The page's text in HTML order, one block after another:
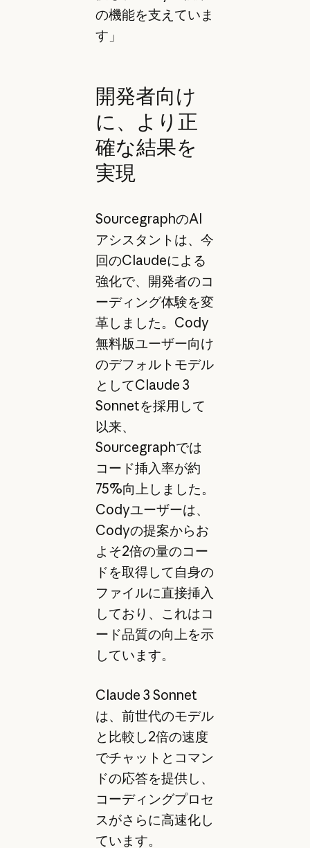
の機能を支えていま
す」
開発者向け
に、より正
確な結果を
実現
SourcegraphのAI
アシスタントは、今
回のClaudeによる
強化で、開発者のコ
ーディング体験を変
革しました。Cody
無料版ユーザー向け
のデフォルトモデル
としてClaude 3
Sonnetを採用して
以来、
Sourcegraphでは
コード挿入率が約
75%向上しました。
Codyユーザーは、
Codyの提案からお
よそ2倍の量のコー
ドを取得して自身の
ファイルに直接挿入
しており、これはコ
ード品質の向上を示
しています。
Claude 3 Sonnet
は、前世代のモデル
と比較し2倍の速度
でチャットとコマン
ドの応答を提供し、
コーディングプロセ
スがさらに高速化し
ています。